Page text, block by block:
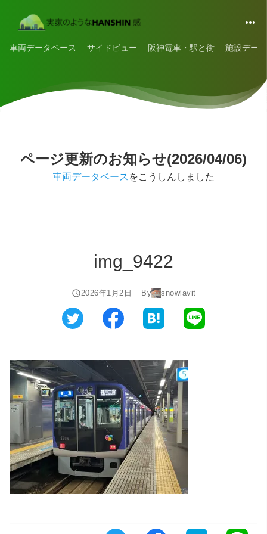
車両データベース サイドビュー 阪神電車・駅と街 施設デー
ページ更新のお知らせ(2026/04/06)
車両データベース をこうしんしました
img_9422
2026年1月2日 By snowlavit